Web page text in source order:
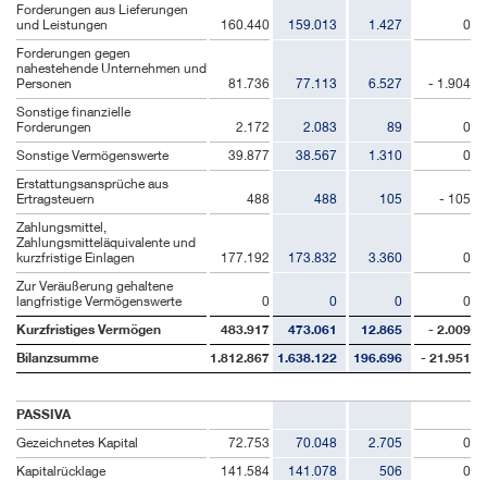
Forderungen aus Lieferungen
und Leistungen
160.440 159.013 1.427
0
Forderungen gegen
nahestehende Unternehmen und
Personen
81.736 77.113 6.527
- 1.904
Sonstige finanzielle
Forderungen
2.172 2.083 89
0
Sonstige Vermögenswerte
39.877 38.567 1.310
0
Erstattungsansprüche aus
Ertragsteuern
488 488 105
- 105
Zahlungsmittel,
Zahlungsmitteläquivalente und
kurzfristige Einlagen
177.192 173.832 3.360
0
Zur Veräußerung gehaltene
langfristige Vermögenswerte
0 0 0 0
Kurzfristiges Vermögen 483.917 473.061 12.865
- 2.009
Bilanzsumme
1.812.867 1.638.122 196.696 - 21.951
PASSIVA
Gezeichnetes Kapital 72.753 70.048 2.705
0
Kapitalrücklage
141.584 141.078 506
0